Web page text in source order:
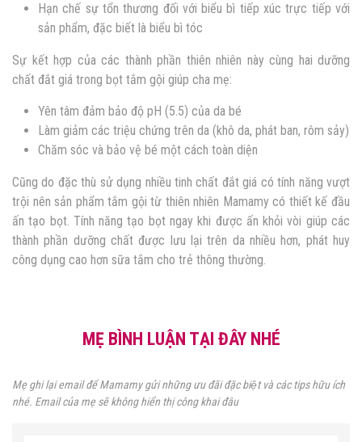
Hạn chế sự tổn thương đối với biểu bì tiếp xúc trực tiếp với
sản phẩm, đặc biết là biểu bì tóc
Sự kết hợp của các thành phần thiên nhiên này cùng hai dưỡng
chất đắt giá trong bọt tắm gội giúp cha mẹ:
Yên tâm đảm bảo độ pH (5.5) của da bé
Làm giảm các triệu chứng trên da (khô da, phát ban, rôm sảy)
Chăm sóc và bảo vệ bé một cách toàn diện
Cũng do đặc thù sử dụng nhiều tinh chất đắt giá có tính năng vượt
trội nên sản phẩm tắm gội từ thiên nhiên Mamamy có thiết kế đầu
ấn tạo bọt. Tính năng tạo bọt ngay khi được ấn khỏi vòi giúp các
thành phần dưỡng chất được lưu lại trên da nhiều hơn, phát huy
công dụng cao hơn sữa tắm cho trẻ thông thường.
MẸ BÌNH LUẬN TẠI ĐÂY NHÉ
Mẹ ghi lại email để Mamamy gửi những ưu đãi đặc biệt và các tips hữu ích
nhé. Email của mẹ sẽ không hiển thị công khai đâu